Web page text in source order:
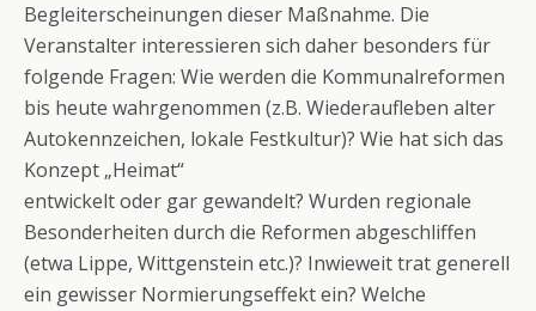
Begleiterscheinungen dieser Maßnahme. Die
Veranstalter interessieren sich daher besonders für
folgende Fragen: Wie werden die Kommunalreformen
bis heute wahrgenommen (z.B. Wiederaufleben alter
Autokennzeichen, lokale Festkultur)? Wie hat sich das
Konzept „Heimat“
entwickelt oder gar gewandelt? Wurden regionale
Besonderheiten durch die Reformen abgeschliffen
(etwa Lippe, Wittgenstein etc.)? Inwieweit trat generell
ein gewisser Normierungseffekt ein? Welche